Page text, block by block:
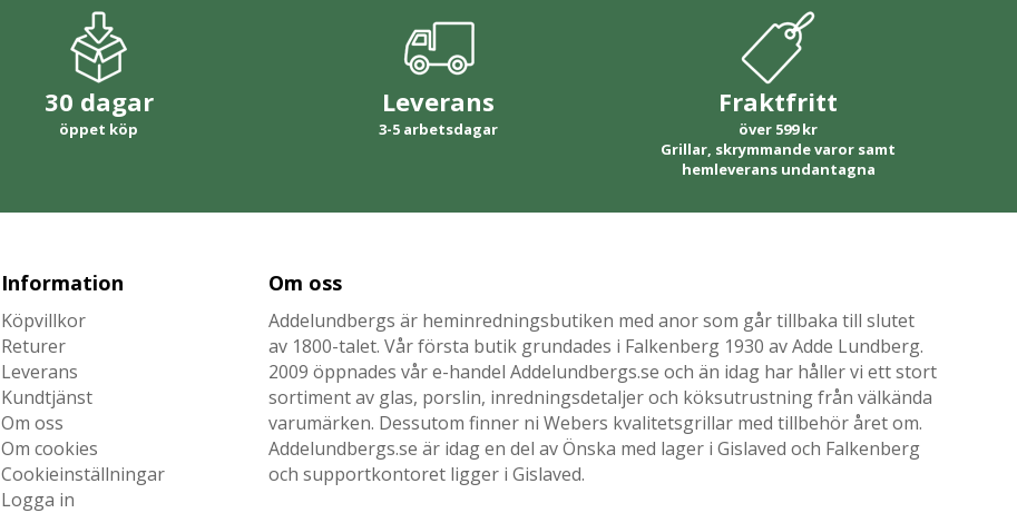
30 dagar
öppet köp
Leverans
3-5 arbetsdagar
Fraktfritt
över 599 kr
Grillar, skrymmande varor samt
hemleverans undantagna
Information
Köpvillkor
Returer
Leverans
Kundtjänst
Om oss
Om cookies
Cookieinställningar
Logga in
Om oss
Addelundbergs är heminredningsbutiken med anor som går tillbaka till slutet
av 1800-talet. Vår första butik grundades i Falkenberg 1930 av Adde Lundberg.
2009 öppnades vår e-handel Addelundbergs.se och än idag har håller vi ett stort
sortiment av glas, porslin, inredningsdetaljer och köksutrustning från välkända
varumärken. Dessutom finner ni Webers kvalitetsgrillar med tillbehör året om.
Addelundbergs.se är idag en del av Önska med lager i Gislaved och Falkenberg
och supportkontoret ligger i Gislaved.